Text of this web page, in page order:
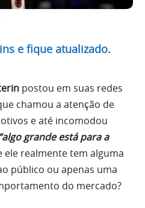
e fique atualizado.
postou em suas redes
chamou a atenção de
e até incomodou
“algo grande está para a
ele realmente tem alguma
público ou apenas uma
do mercado?